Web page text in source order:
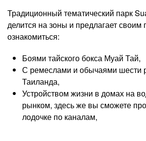
Традиционный тематический парк
делится на зоны и предлагает своим
ознакомиться:
Боями тайского бокса Муай Тай,
С ремеслами и обычаями шести
Таиланда,
Устройством жизни в домах на
рынком, здесь же вы сможете
лодочке по каналам,